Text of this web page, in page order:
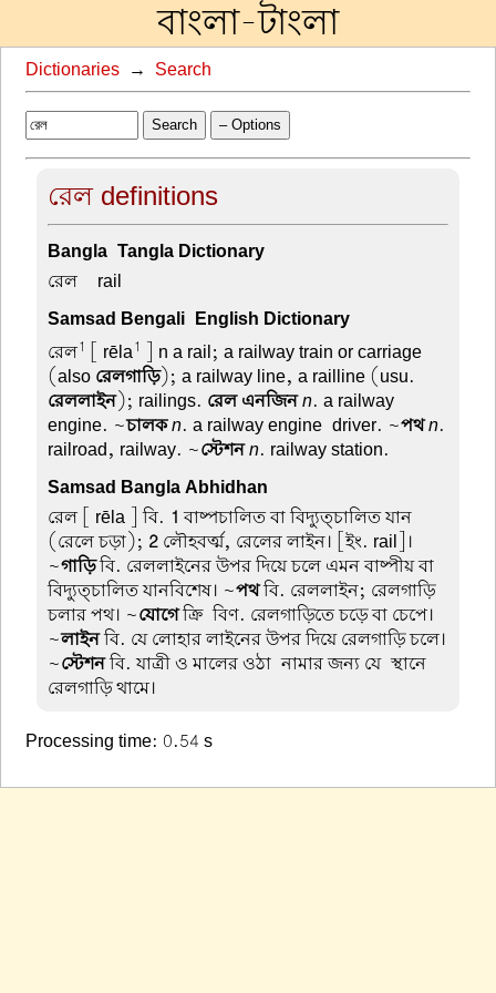
বাংলা-টাংলা
Dictionaries → Search
Search – Options
রেল definitions
Bangla-Tangla Dictionary
রেল – rail
Samsad Bengali-English Dictionary
রেল1 [ rēla1
] n a rail; a railway train or carriage
(also রেলগাড়ি); a railway line, a railline (usu.
রেললাইন); railings. রেল এনজিনn. a railway
engine. ~চালকn. a railway engine-driver. ~পথn.
railroad, railway. ~স্টেশনn. railway station.
Samsad Bangla Abhidhan
রেল [ rēla ] বি. 1 বাষ্পচালিত বা বিদ্যুত্চালিত যান
(রেলে চড়া); 2 লৌহবর্ত্ম, রেলের লাইন। [ইং. rail]।
~গাড়িবি. রেললাইনের উপর দিয়ে চলে এমন বাষ্পীয় বা
বিদ্যুত্চালিত যানবিশেষ। ~পথবি. রেললাইন; রেলগাড়ি
চলার পথ। ~যোগেক্রি-বিণ. রেলগাড়িতে চড়ে বা চেপে।
~লাইনবি. যে লোহার লাইনের উপর দিয়ে রেলগাড়ি চলে।
~স্টেশনবি. যাত্রী ও মালের ওঠা-নামার জন্য যে-স্থানে
রেলগাড়ি থামে।
Processing time: 0.54 s